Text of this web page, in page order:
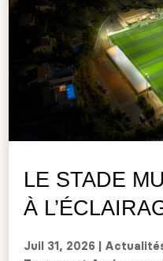
LE STADE
À
Juil 31, 2026